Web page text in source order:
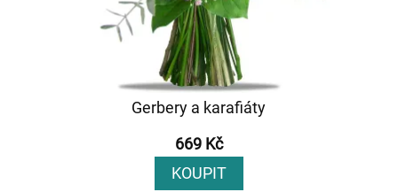
Gerbery a karafiáty
669 Kč
KOUPIT